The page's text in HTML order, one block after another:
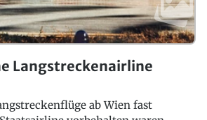
Langstreckenairline
ab Wien fast